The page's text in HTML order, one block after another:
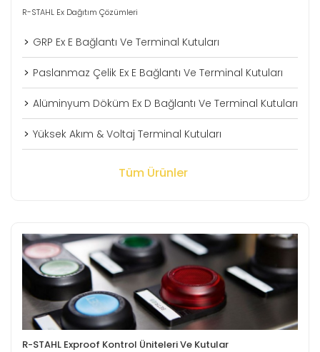
R-STAHL Ex Dağıtım Çözümleri
GRP Ex E Bağlantı Ve Terminal Kutuları
Paslanmaz Çelik Ex E Bağlantı Ve Terminal Kutuları
Alüminyum Döküm Ex D Bağlantı Ve Terminal Kutuları
Yüksek Akım & Voltaj Terminal Kutuları
Tüm Ürünler
R-STAHL Exproof Kontrol Üniteleri Ve Kutular